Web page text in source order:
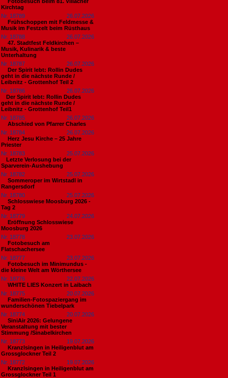
Kirchtag
Nr. 18789
26.07.2026
Frühschoppen mit Feldmesse &
Musik im Festzelt beim Rüsthaus
Nr. 18788
26.07.2026
47. Stadtfest Feldkirchen –
Musik, Kulinarik & beste
Unterhaltung
Nr. 18787
26.07.2026
Der Spirit lebt: Rollin Dudes
geht in die nächste Runde /
Leibnitz - Grottenhof Teil 2
Nr. 18786
26.07.2026
​Der Spirit lebt: Rollin Dudes
geht in die nächste Runde /
Leibnitz - Grottenhof Teil1
Nr. 18785
26.07.2026
Abschied von Pfarrer Charles
Nr. 18784
26.07.2026
Herz Jesu Kirche – 25 Jahre
Priester
Nr. 18783
25.07.2026
​Letzte Verlosung bei der
Sparverein-Aushebung
Nr. 18782
25.07.2026
Sommeroper im Wirtstadl in
Rangersdorf
Nr. 18780
25.07.2026
Schlosswiese Moosburg 2026 -
Tag 2
Nr. 18779
24.07.2026
Eröffnung Schlosswiese
Moosburg 2026
Nr. 18778
23.07.2026
Fotobesuch am
Flatschachersee
Nr. 18777
23.07.2026
Fotobesuch im Minimundus -
die kleine Welt am Wörthersee
Nr. 18776
22.07.2026
WHITE LIES Konzert in Laibach
Nr. 18775
20.07.2026
Familien-Fotospaziergang im
wunderschönen Tiebelpark
Nr. 18774
20.07.2026
SiniAir 2026: Gelungene
Veranstaltung mit bester
Stimmung /Sinabelkirchen
Nr. 18773
19.07.2026
Kranzlsingen in Heiligenblut am
Grossglockner Teil 2
Nr. 18772
19.07.2026
Kranzlsingen in Heiligenblut am
Grossglockner Teil 1